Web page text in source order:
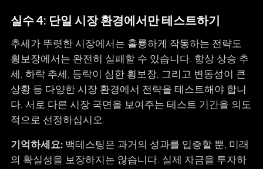
실수 4: 단일 시장 환경에서만 테스트하기
추세가 뚜렷한 시장에서는 훌륭하게 작동하는 전략도
횡보장에서는 완전히 실패할 수 있습니다. 항상 상승 추
세, 하락 추세, 등락이 심한 횡보장, 그리고 변동성이 큰
상황 등 다양한 시장 환경에서 전략을 테스트해야 합니
다. 서로 다른 시장 국면을 보여주는 테스트 기간을 의도
적으로 선정하십시오.
기억하세요:백테스팅은 과거의 성과를 입증할 뿐, 미래
의 확실성을 보장하지는 않습니다. 실제 자금을 투자하